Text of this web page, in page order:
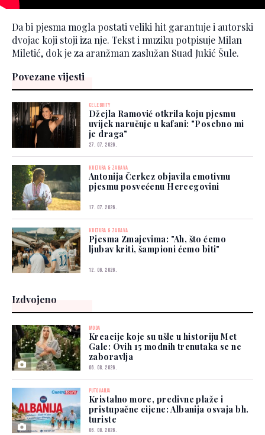
Da bi pjesma mogla postati veliki hit garantuje i autorski
dvojac koji stoji iza nje. Tekst i muziku potpisuje Milan
Miletić, dok je za aranžman zaslužan Suad Jukić Šule.
Povezane vijesti
CELEBRITY
Džejla Ramović otkrila koju pjesmu
uvijek naručuje u kafani: "Posebno mi
je draga"
27. 07. 2026.
KULTURA & ZABAVA
Antonija Čerkez objavila emotivnu
pjesmu posvećenu Hercegovini
17. 07. 2026.
KULTURA & ZABAVA
Pjesma Zmajevima: "Ah, što ćemo
ljubav kriti, šampioni ćemo biti"
12. 06. 2026.
Izdvojeno
MODA
Kreacije koje su ušle u historiju Met
Gale: Ovih 15 modnih trenutaka se ne
zaboravlja
06. 08. 2026.
PUTOVANJA
Kristalno more, predivne plaže i
pristupačne cijene: Albanija osvaja bh.
turiste
06. 08. 2026.